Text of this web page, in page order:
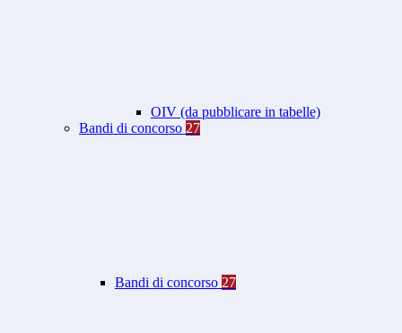
OIV (da pubblicare in tabelle)
Bandi di concorso 27
Bandi di concorso 27